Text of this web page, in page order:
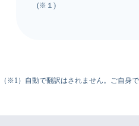
(※１)
（※1）自動で翻訳はされません。ご自身